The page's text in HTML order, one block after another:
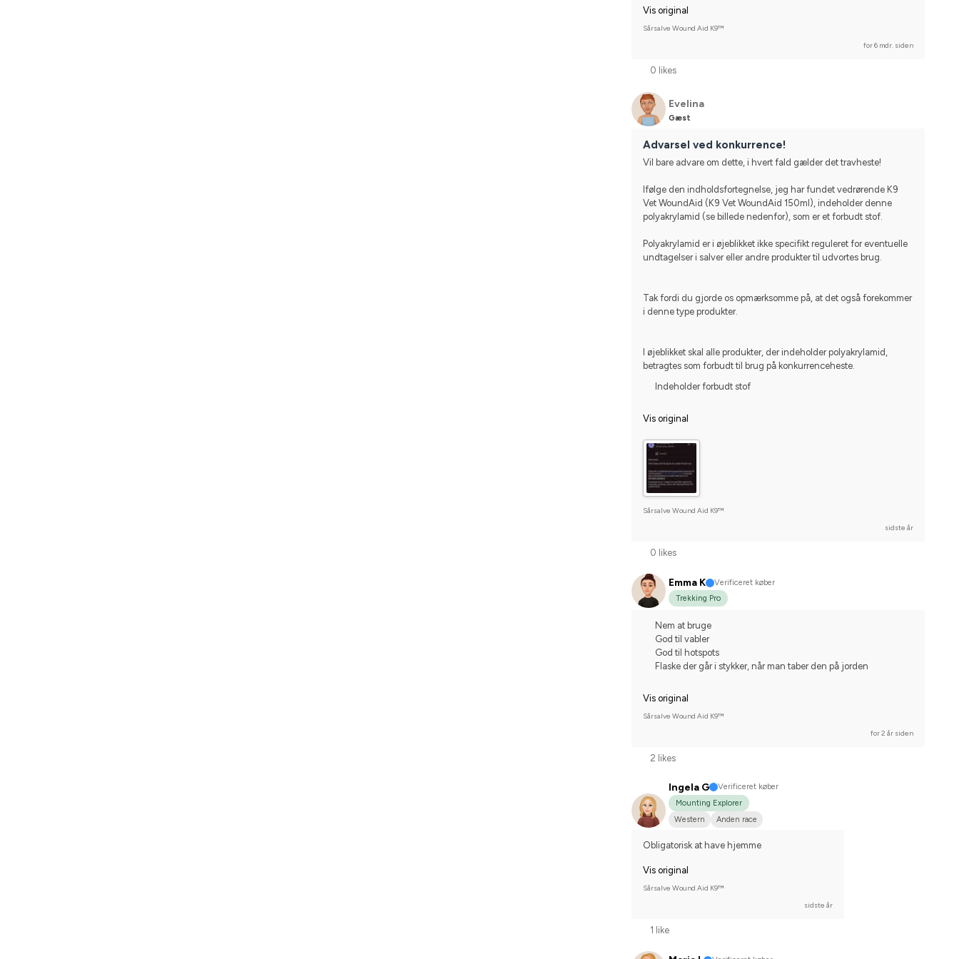
Vis original
Sårsalve Wound Aid K9™
for 6 mdr. siden
0 likes
Evelina
Gæst
Advarsel ved konkurrence!
Vil bare advare om dette, i hvert fald gælder det travheste!
Ifølge den indholdsfortegnelse, jeg har fundet vedrørende K9
Vet WoundAid (K9 Vet WoundAid 150ml), indeholder denne
polyakrylamid (se billede nedenfor), som er et forbudt stof.
Polyakrylamid er i øjeblikket ikke specifikt reguleret for eventuelle
undtagelser i salver eller andre produkter til udvortes brug.
Tak fordi du gjorde os opmærksomme på, at det også forekommer
i denne type produkter.
I øjeblikket skal alle produkter, der indeholder polyakrylamid,
betragtes som forbudt til brug på konkurrenceheste.
Indeholder forbudt stof
Vis original
Sårsalve Wound Aid K9™
sidste år
0 likes
Emma K
Verificeret køber
Trekking Pro
Nem at bruge
God til vabler
God til hotspots
Flaske der går i stykker, når man taber den på jorden
Vis original
Sårsalve Wound Aid K9™
for 2 år siden
2 likes
Ingela G
Verificeret køber
Mounting Explorer
Western
Anden race
Obligatorisk at have hjemme
Vis original
Sårsalve Wound Aid K9™
sidste år
1 like